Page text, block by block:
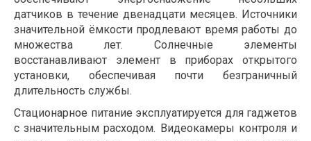
датчиков в течение двенадцати месяцев. Источники
значительной ёмкости продлевают время работы до
множества лет. Солнечные элементы
восстанавливают элемент в приборах открытого
установки, обеспечивая почти безграничный
длительность службы.
Стационарное питание эксплуатируется для гаджетов
с значительным расходом. Видеокамеры контроля и